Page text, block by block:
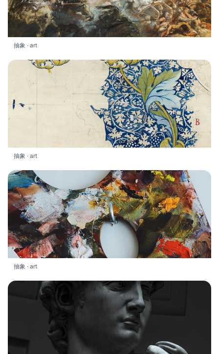
抽象 · art
抽象 · art
抽象 · art